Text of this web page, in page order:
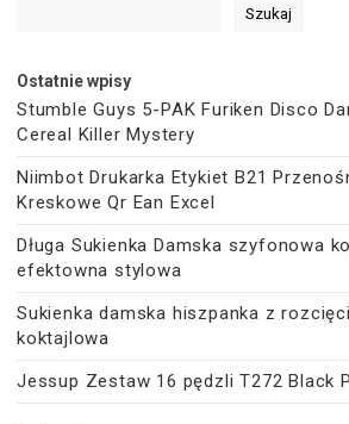
Szukaj
Ostatnie wpisy
Stumble Guys 5-PAK Furiken Disco
Cereal Killer Mystery
Niimbot Drukarka Etykiet B21
Kreskowe Qr Ean Excel
Długa Sukienka Damska szyfonowa
efektowna stylowa
Sukienka damska hiszpanka z
koktajlowa
Jessup Zestaw 16 pędzli T272 Black